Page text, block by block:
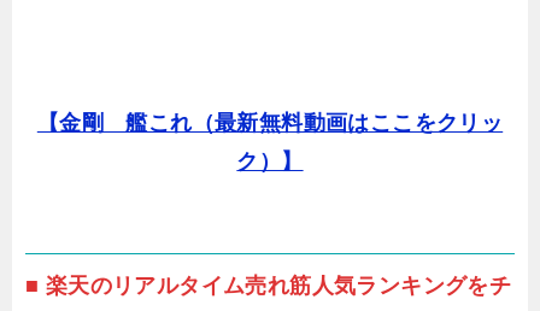
【金剛 艦これ（最新無料動画はここをクリッ
ク）】
■ 楽天のリアルタイム売れ筋人気ランキングをチ